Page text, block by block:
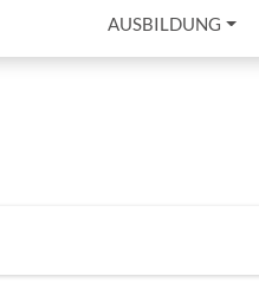
AUSBILDUNG